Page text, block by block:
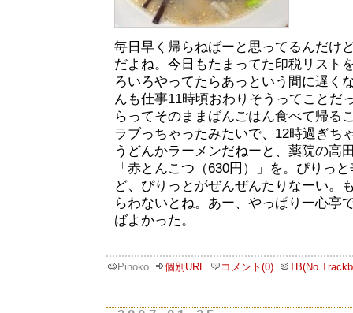
毎日早く帰らねばーと思ってるんだけ
だよね。今日もたまってた印税リスト
ろいろやってたらあっという間に遅く
んも仕事11時頃おわりそうってことだ
らってそのままばんごはん食べて帰る
ラブっちゃったみたいで、12時過ぎち
うどんかラーメンだねーと、薬院の高
「赤とんこつ（630円）」を。ぴりっ
ど、ぴりっとがぜんぜんたりなーい。
らわないとね。あー、やっぱり一心亭
ばよかった。
Pinoko 個別URL コメント(0) TB(No